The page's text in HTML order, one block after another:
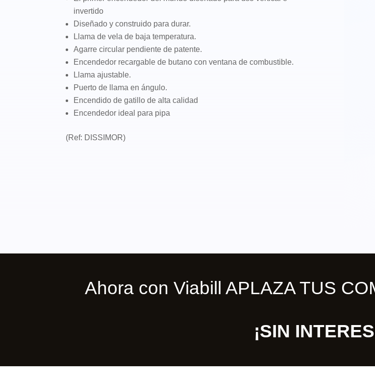
original
era:
48,00€.
actual
es:
43,20€.
invertido
Diseñado y construido para durar.
Llama de vela de baja temperatura.
Agarre circular pendiente de patente.
Encendedor recargable de butano con ventana de combustible.
Llama ajustable.
Puerto de llama en ángulo.
Encendido de gatillo de alta calidad
Encendedor ideal para pipa
(Ref: DISSIMOR)
Ahora con Viabill APLAZA TUS
¡SIN